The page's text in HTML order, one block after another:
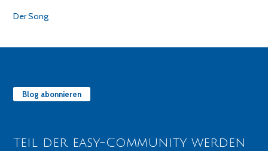
Der Song
Blog abonnieren
Teil der easy-Community werden